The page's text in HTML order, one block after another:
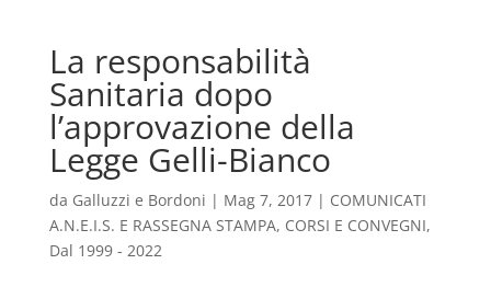
La responsabilità
Sanitaria dopo
l’approvazione della
Legge Gelli-Bianco
da Galluzzi e Bordoni | Mag 7, 2017| COMUNICATI
A.N.E.I.S. E RASSEGNA STAMPA, CORSI E CONVEGNI,
Dal 1999 - 2022